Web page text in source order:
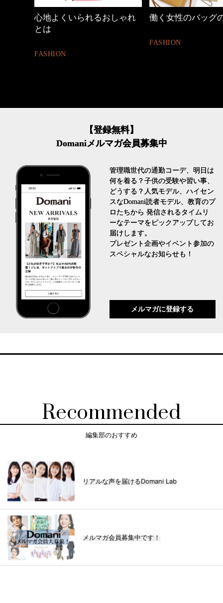
働く女性のバッグの中身
優木まおみさん「
【登録無料】
Domaniメルマガ会員募集中
管理職世代の通勤コーデ、明日は
何を着る？子供の受験や習い事、
どうする？人気モデル、ハイセン
スなDomani読者モデル、教育のプ
ロたちから 発信されるタイムリ
ーなテーマをピックアップしてお
届けします。
プレゼント企画やイベント参加の
スペシャルなお知らせも！
メルマガに登録する
Recommended
編集部のおすすめ
リアルな声を届けるDomani Lab
メルマガ会員募集中です！